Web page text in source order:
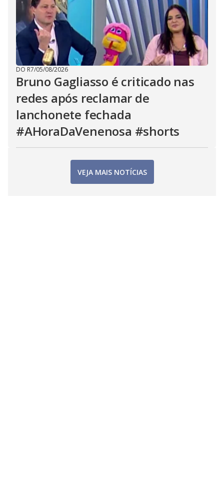
DO R7/05/08/2026
Bruno Gagliasso é criticado nas
redes após reclamar de
lanchonete fechada
#AHoraDaVenenosa #shorts
VEJA MAIS NOTÍCIAS